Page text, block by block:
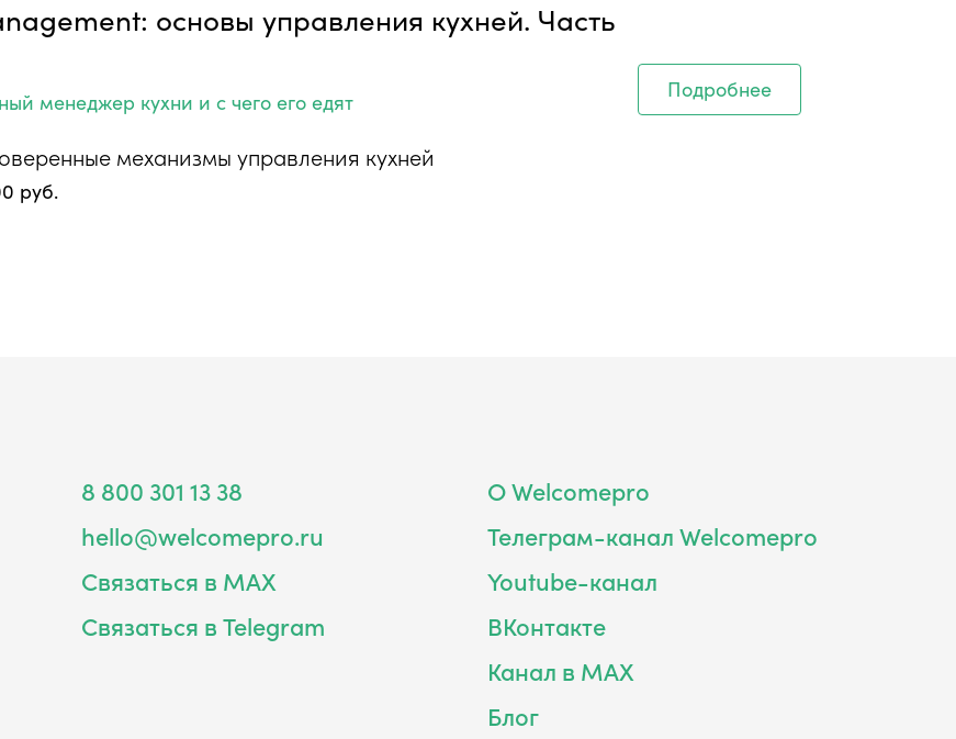
основы управления кухней. Часть
менеджер кухни и с чего его едят
механизмы управления кухней
руб.
Подробнее
8 800 301 13 38
hello@welcomepro.ru
Связаться в MAX
Связаться в Telegram
О Welcomepro
Телеграм-канал Welcomepro
Youtube-канал
ВКонтакте
Канал в MAX
Блог